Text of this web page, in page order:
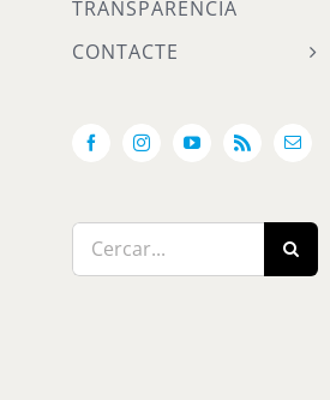
TRANSPARÈNCIA
CONTACTE
FacebookInstagramYouTube
Rss Email:
Cerca
…